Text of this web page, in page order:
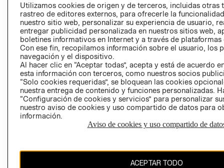
AVISO DE
PRIVACIDAD
GIFT CARD
Utilizamos cookies de origen y de terceros, incluidas otras
rastreo de editores externos, para ofrecerle la
nuestro sitio web, personalizar su experiencia de usuario,
entregar publicidad personalizada en nuestros sitios web,
boletines informativos en Internet y a través de plataformas
Con ese fin, recopilamos información sobre el usuario, los
navegación y el dispositivo.
Al hacer clic en “Aceptar todas”, acepta y está de acuerdo
esta información con terceros, como nuestros socios
“Solo cookies requeridas”, se bloquean las cookies
nuestra entrega de contenido y funciones personalizadas.
“Configuración de cookies y servicios” para personalizar
nuestro aviso de cookies y uso compartido de datos para
información.
Aviso de cookies y uso compartido de
ACEPTAR TODO